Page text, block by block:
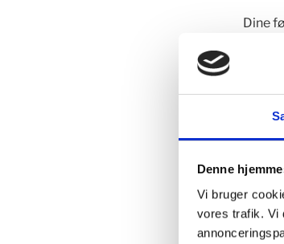
Denne
Vi bruger
vores trafik. Vi
Dine
Du
Hvor